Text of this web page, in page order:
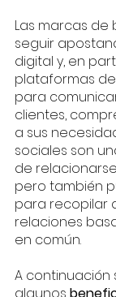
Las marcas
seguir
digital y, en
plataformas
para
clientes,
a sus
sociales son
de
pero también
para recopilar
relaciones
en común.
A continuación
algunos